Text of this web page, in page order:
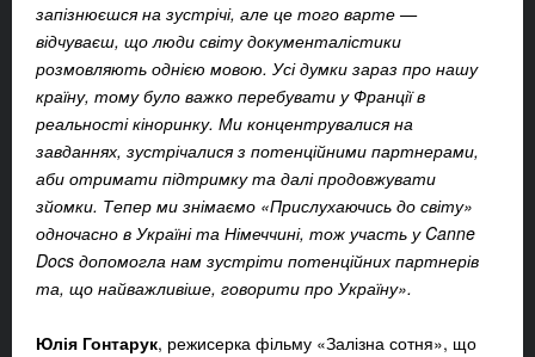
запізнюєшся на зустрічі, але це того варте —
відчуваєш, що люди світу документалістики
розмовляють однією мовою. Усі думки зараз про нашу
країну, тому було важко перебувати у Франції в
реальності кіноринку. Ми концентрувалися на
завданнях, зустрічалися з потенційними партнерами,
аби отримати підтримку та далі продовжувати
зйомки. Тепер ми знімаємо «Прислухаючись до світу»
одночасно в Україні та Німеччині, тож участь у Canne
Docs допомогла нам зустріти потенційних партнерів
та, що найважливіше, говорити про Україну».
Юлія Гонтарук, режисерка фільму «Залізна сотня», що